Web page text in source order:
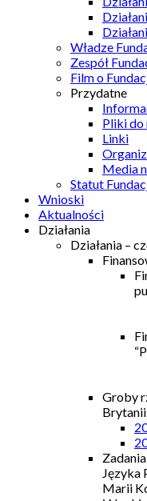
Władze
Zespół
Film o
Przydatne
Pliki do
Linki
Media
Statut
Wnioski
Aktualności
Działania
Działania –
Groby
Brytanii
Języka
Marii